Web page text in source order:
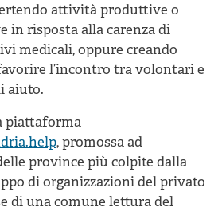
attività produttive o
in risposta alla carenza di
medicali, oppure creando
l’incontro tra volontari e
aiuto.
piattaforma
, promossa ad
province più colpite dalla
di organizzazioni del privato
di una comune lettura del